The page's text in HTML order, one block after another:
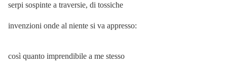
serpi sospinte a traversie, di tossiche
invenzioni onde al niente si va appresso:
così quanto imprendibile a me stesso